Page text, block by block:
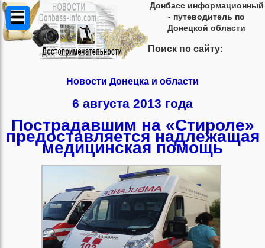
Донбасс информационный
- путеводитель по
Донецкой области
Поиск по сайту:
Новости Донецка и области
6 августа 2013 года
Пострадавшим на «Стироле»
предоставляется надлежащая
медицинская помощь